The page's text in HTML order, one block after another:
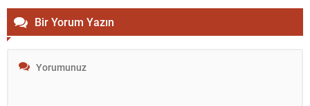
Bir Yorum Yazın